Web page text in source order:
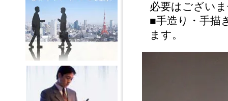
必要はござい
■手造り・手描
ます。